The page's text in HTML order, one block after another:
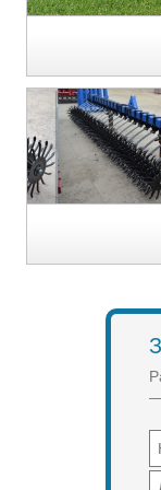
—